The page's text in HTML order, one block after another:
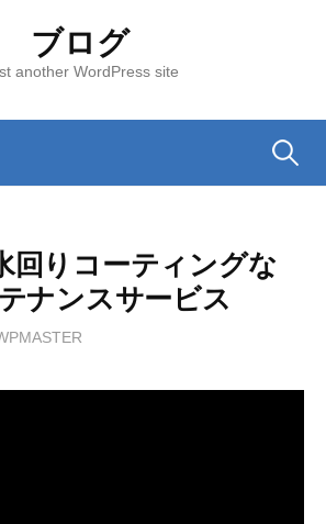
ブログ
another WordPress site
検
:
回りコーティングな
ナンスサービス